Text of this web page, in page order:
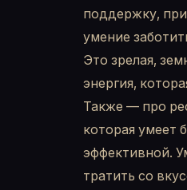
поддержку,
умение
Это зрелая,
энергия,
Также — про
которая умеет
эффективной.
тратить со